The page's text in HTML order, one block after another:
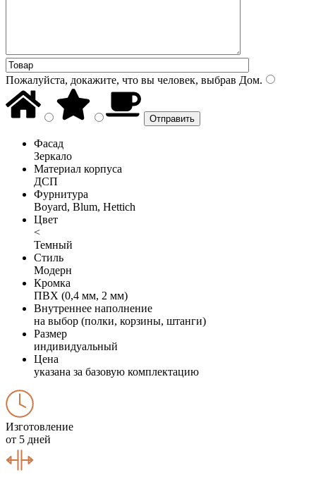
Пожалуйста, докажите, что вы человек, выбрав Дом.
Фасад
Зеркало
Материал корпуса
ДСП
Фурнитура
Boyard, Blum, Hettich
Цвет
<
Темный
Стиль
Модерн
Кромка
ПВХ (0,4 мм, 2 мм)
Внутреннее наполнение
на выбор (полки, корзины, штанги)
Размер
индивидуальный
Цена
указана за базовую комплектацию
Изготовление
от 5 дней